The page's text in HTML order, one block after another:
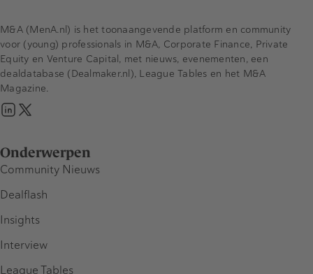
Onderwerpen
Community Nieuws
Dealflash
Insights
Interview
League Tables
M&A (MenA.nl) is het toonaangevende platform en community
voor (young) professionals in M&A, Corporate Finance, Private
Equity en Venture Capital, met nieuws, evenementen, een
dealdatabase (Dealmaker.nl), League Tables en het M&A
Magazine.